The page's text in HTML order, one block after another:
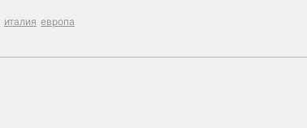
италия европа